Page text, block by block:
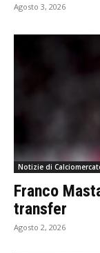
Agosto 3, 2026
Notizie di
Franco
transfer
Agosto 2, 2026